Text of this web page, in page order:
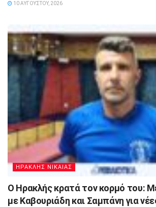
10 ΑΥΓΟΎΣΤΟΥ, 2026
ΗΡΑΚΛΗΣ ΝΙΚΑΙΑΣ
Ο Ηρακλής κρατά τον κορμό του:
με Καβουριάδη και Σαμπάνη για